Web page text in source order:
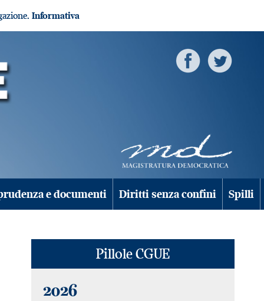
Informativa
e documenti Diritti senza confini Spilli
Pillole CGUE
2026